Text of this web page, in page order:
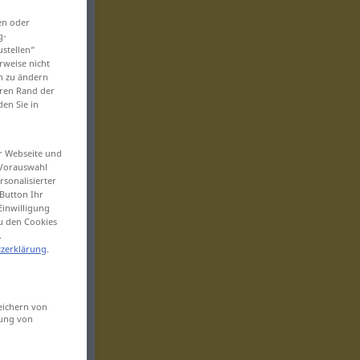
oder
nicht
zu ändern
Rand der
Sie in
und
Ihr
den Cookies
.
von
von